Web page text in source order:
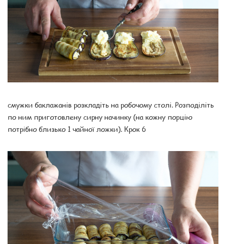
смужки баклажанів розкладіть на робочому столі. Розподіліть
по ним приготовлену сирну начинку (на кожну порцію
потрібно близько 1 чайної ложки). Крок 6